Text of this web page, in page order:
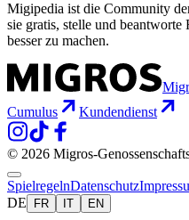
Migipedia ist die Community
sie gratis, stelle und
besser zu machen.
Cumulus
Kundendienst
© 2026 Migros-
SpielregelnDatenschutz
DE
FR IT EN